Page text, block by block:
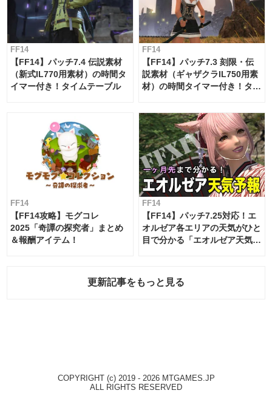
FF14
【FF14】パッチ7.4 伝説素材
（新式IL770用素材）の時間タ
イマー付き！タイムテーブル
FF14
【FF14】パッチ7.3 刻限・伝
説素材（ギャザクラIL750用素
材）の時間タイマー付き！タイ
FF14
【FF14攻略】モグコレ
2025「奇譚の探究者」まとめ
＆報酬アイテム！
FF14
【FF14】パッチ7.25対応！エ
オルゼア各エリアの天気がひと
目で分かる「エオルゼア天気予
更新記事をもっと見る
COPYRIGHT (c) 2019 - 2026 MTGAMES.JP
ALL RIGHTS RESERVED